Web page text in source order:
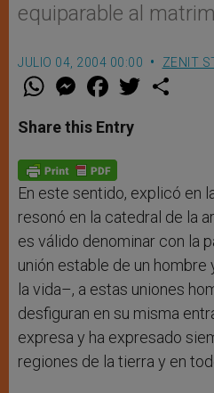
equiparable al
JULIO 04, 2004 00:00 ZENIT
W
t
s
p
p
M
e
s
e
g
e
r
F
a
e
b
o
k
w
Share this Entry
En este sentido, explicó en
resonó en la catedral de la
es válido denominar con la
unión estable de un hombre
la vida–, a estas uniones
desfiguran en su misma
expresa y ha expresado
regiones de la tierra y en